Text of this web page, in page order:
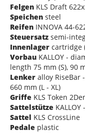
Felgen KLS Draft
Speichen steel
Reifen INNOVA 44-
Steuersatz semi-
Innenlager cartridge
Vorbau KALLOY -
length 75 mm (S), 90
Lenker alloy RiseBar
660 mm (L - XL)
Griffe KLS Token
Sattelstütze
Sattel KLS CrossLine
Pedale plastic